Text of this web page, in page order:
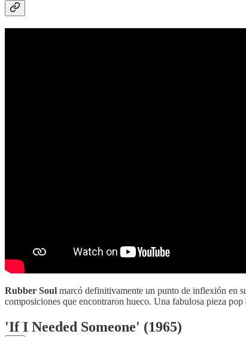
Rubber Soul marcó definitivamente un punto de inflexión en
composiciones que encontraron hueco. Una fabulosa pieza
'If I Needed Someone' (1965)